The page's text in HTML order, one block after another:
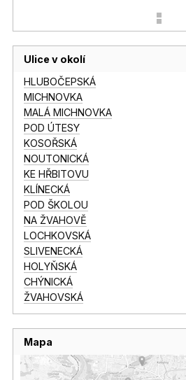
Ulice v okolí
HLUBOČEPSKÁ
MICHNOVKA
MALÁ MICHNOVKA
POD ÚTESY
KOSOŘSKÁ
NOUTONICKÁ
KE HŘBITOVU
KLÍNECKÁ
POD ŠKOLOU
NA ŽVAHOVĚ
LOCHKOVSKÁ
SLIVENECKÁ
HOLYŇSKÁ
CHÝNICKÁ
ŽVAHOVSKÁ
Mapa